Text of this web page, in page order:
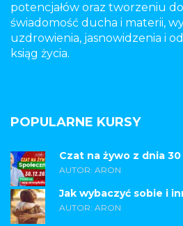
potencjałów oraz tworzeniu
świadomość ducha i materii,
uzdrowienia, jasnowidzenia i
ksiąg życia.
POPULARNE KURSY
Czat na żywo z dnia
AUTOR: ARON
Jak wybaczyć sobie i
AUTOR: ARON